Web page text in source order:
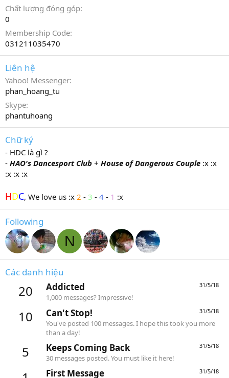
Chất lượng đóng góp
0
Membership Code
031211035470
Liên hệ
Yahoo! Messenger
phan_hoang_tu
Skype
phantuhoang
Chữ ký
- HDC là gì ?
- HAO's Dancesport Club + House of Dangerous Couple :x :x
:x :x :x
HDC, We love us :x 2 - 3 - 4 - 1 :x
Following
N
Các danh hiệu
20 31/5/18
Addicted
1,000 messages? Impressive!
10 31/5/18
Can't Stop!
You've posted 100 messages. I hope this took you more
than a day!
5 31/5/18
Keeps Coming Back
30 messages posted. You must like it here!
31/5/18
First Message